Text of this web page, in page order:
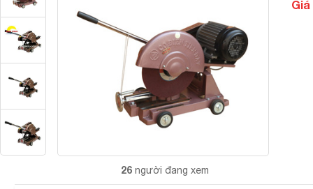
26 người đang xem
Giá